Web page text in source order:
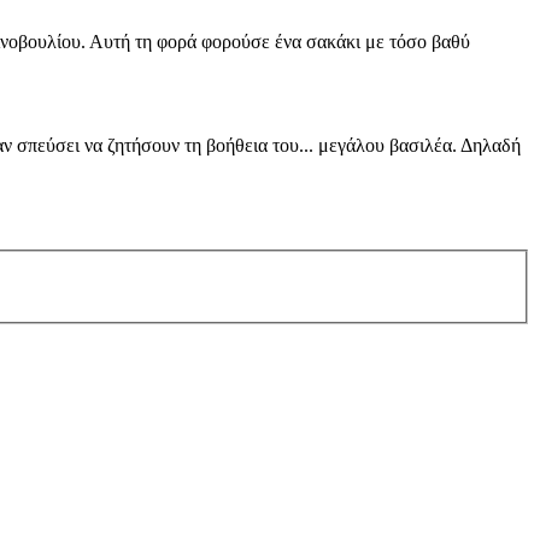
Αυτή τη φορά φορούσε ένα σακάκι με τόσο βαθύ
σπεύσει να ζητήσουν τη βοήθεια του... μεγάλου βασιλέα. Δηλαδή